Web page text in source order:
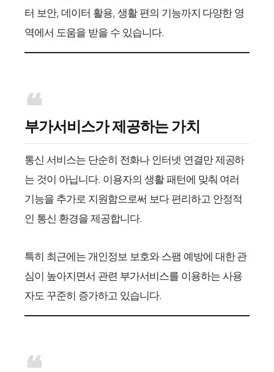
터 보안, 데이터 활용, 생활 편의 기능까지 다양한 영
역에서 도움을 받을 수 있습니다.
부가서비스가 제공하는 가치
통신 서비스는 단순히 전화나 인터넷 연결만 제공하
는 것이 아닙니다. 이용자의 생활 패턴에 맞춰 여러
기능을 추가로 지원함으로써 보다 편리하고 안정적
인 통신 환경을 제공합니다.
특히 최근에는 개인정보 보호와 스팸 예방에 대한 관
심이 높아지면서 관련 부가서비스를 이용하는 사용
자도 꾸준히 증가하고 있습니다.